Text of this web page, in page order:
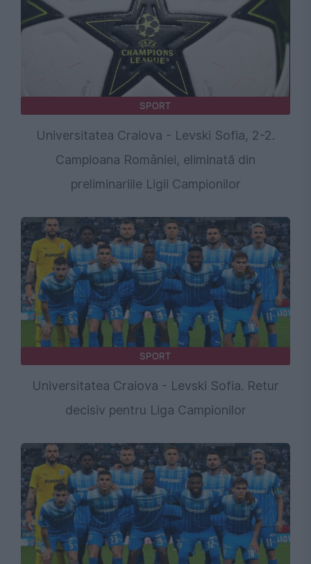
SPORT
Universitatea Craiova - Levski Sofia, 2-2.
Campioana României, eliminată din
preliminariile Ligii Campionilor
SPORT
Universitatea Craiova - Levski Sofia. Retur
decisiv pentru Liga Campionilor